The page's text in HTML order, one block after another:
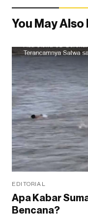
You May Also
EDITORIAL
Apa Kabar
Bencana?